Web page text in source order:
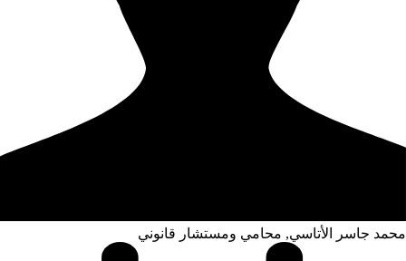
محمد جاسر الأتاسي, محامي ومستشار قانوني